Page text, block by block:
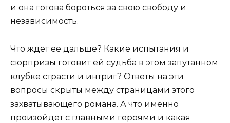
и она готова бороться за свою свободу и
независимость.
Что ждет ее дальше? Какие испытания и
сюрпризы готовит ей судьба в этом запутанном
клубке страсти и интриг? Ответы на эти
вопросы скрыты между страницами этого
захватывающего романа. А что именно
произойдет с главными героями и какая